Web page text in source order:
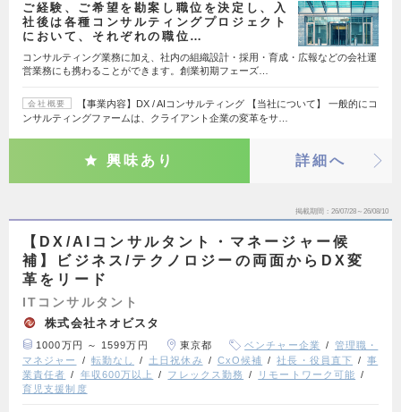
ご経験、ご希望を勘案し職位を決定し、入
社後は各種コンサルティングプロジェクト
において、それぞれの職位…
コンサルティング業務に加え、社内の組織設計・採用・育成・広報などの会社運
営業務にも携わることができます。創業初期フェーズ…
会社概要
【事業内容】DX / AIコンサルティング 【当社について】 一般的にコ
ンサルティングファームは、クライアント企業の変革をサ…
興味あり 詳細へ
掲載期間 26/07/28～26/08/10
【DX/AIコンサルタント・マネージャー候
補】ビジネス/テクノロジーの両面からDX変
革をリード
ITコンサルタント
株式会社ネオビスタ
1000万円 ～ 1599万円 東京都 ベンチャー企業
管理職・
マネジャー
転勤なし 土日祝休み CxO候補 社長・役員直下
事
業責任者
年収600万以上 フレックス勤務
リモートワーク可能
育児支援制度